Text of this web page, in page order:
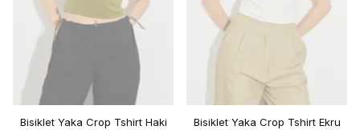
Bisiklet Yaka Crop Tshirt Haki Bisiklet Yaka Crop Tshirt Ekru